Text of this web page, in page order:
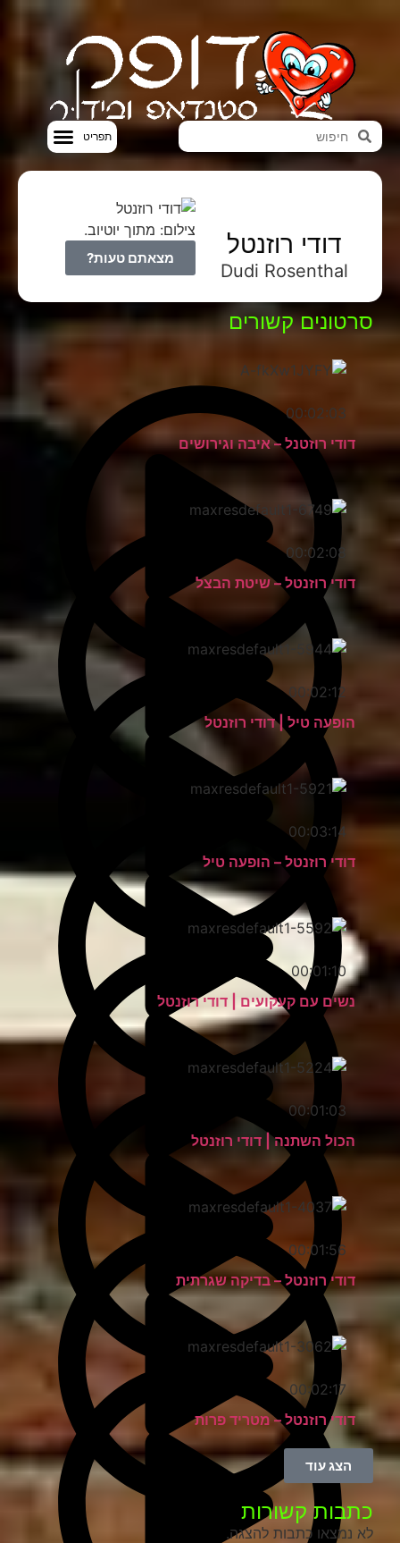
דודי רוזנטל
Dudi Rosenthal
צילום: מתוך יוטיוב.
מצאתם טעות?
סרטונים קשורים
00:02:03
דודי רוזטנל – איבה וגירושים
00:02:08
דודי רוזנטל – שיטת הבצל
00:02:12
הופעה טיל | דודי רוזנטל
00:03:14
דודי רוזנטל – הופעה טיל
00:01:10
נשים עם קעקועים | דודי רוזנטל
00:01:03
הכול השתנה | דודי רוזנטל
00:01:56
דודי רוזנטל – בדיקה שגרתית
00:02:17
דודי רוזנטל – מטריד פרות
הצג עוד
כתבות קשורות
לא נמצאו כתבות להצגה.